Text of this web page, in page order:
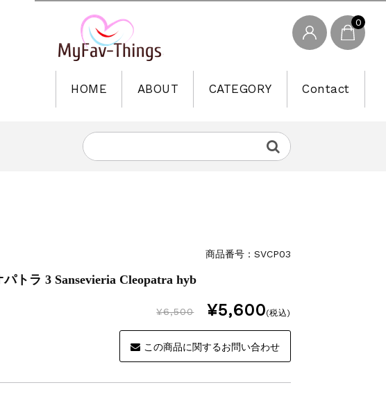
0
HOME ABOUT CATEGORY Contact
商品番号：SVCP03
トラ 3 Sansevieria Cleopatra hyb
¥6,500 ¥5,600(税込)
この商品に関するお問い合わせ